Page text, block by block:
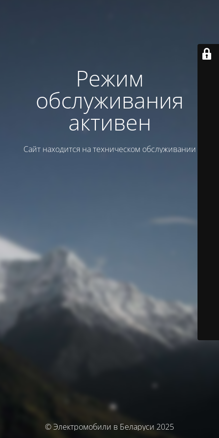
Режим
обслуживания
активен
Сайт находится на техническом обслуживании
© Электромобили в Беларуси 2025